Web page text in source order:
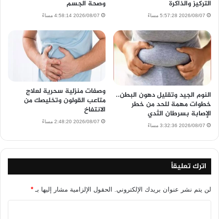
التركيز والذاكرة
2026/08/07 5:57:28 مساءً
وصحة الجسم
2026/08/07 4:58:14 مساءً
النوم الجيد وتقليل دهون البطن..
خطوات مهمة للحد من خطر
الإصابة بسرطان الثدي
2026/08/07 3:32:36 مساءً
وصفات منزلية سحرية لعلاج
متاعب القولون وتخليصك من
الانتفاخ
2026/08/07 2:48:20 مساءً
اترك تعليقاً
لن يتم نشر عنوان بريدك الإلكتروني. الحقول الإلزامية مشار إليها بـ *